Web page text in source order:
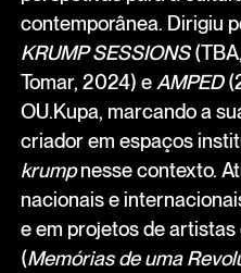
contemporânea. Dirigiu
KRUMP SESSIONS
Tomar, 2024) e AMPED
OU.Kupa, marcando a
criador em espaços
krumpnesse contexto.
nacionais e
e em projetos de
(Memórias de uma